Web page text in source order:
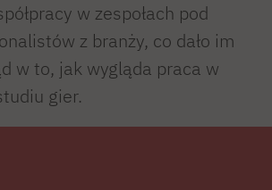
w zespołach pod
z branży, co dało im
w to, jak wygląda praca w
gier.